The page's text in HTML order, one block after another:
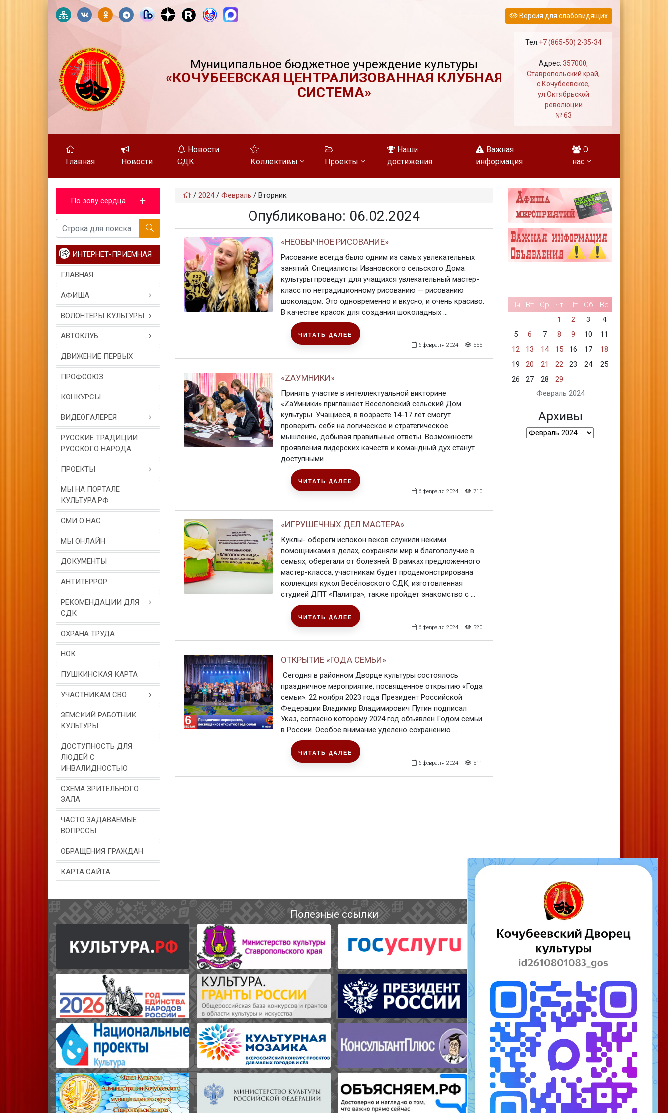
Версия для слабовидящих
Муниципальное бюджетное учреждение культуры
«КОЧУБЕЕВСКАЯ ЦЕНТРАЛИЗОВАННАЯ КЛУБНАЯ
СИСТЕМА»
Тел:+7 (865-50) 2-35-34
Адрес:357000,
Ставропольский край,
с.Кочубеевское,
ул.Октябрьской
революции
№ 63
Главная Новости
Новости
СДК
Коллективы Проекты
Наши
достижения
Важная
информация
О
нас
По зову сердца
ИНТЕРНЕТ-ПРИЕМНАЯ
ГЛАВНАЯ
АФИША
ВОЛОНТЕРЫ КУЛЬТУРЫ
АВТОКЛУБ
ДВИЖЕНИЕ ПЕРВЫХ
ПРОФСОЮЗ
КОНКУРСЫ
ВИДЕОГAЛЕРЕЯ
РУССКИЕ ТРАДИЦИИ
РУССКОГО НАРОДА
ПРОЕКТЫ
МЫ НА ПОРТАЛЕ
КУЛЬТУРА.РФ
СМИ О НАС
МЫ ОНЛАЙН
ДОКУМЕНТЫ
АНТИТЕРРОР
РЕКОМЕНДАЦИИ ДЛЯ
СДК
ОХРАНА ТРУДА
НОК
ПУШКИНСКАЯ КАРТА
УЧАСТНИКАМ СВО
ЗЕМСКИЙ РАБОТНИК
КУЛЬТУРЫ
ДОСТУПНОСТЬ ДЛЯ
ЛЮДЕЙ С
ИНВАЛИДНОСТЬЮ
СХЕМА ЗРИТЕЛЬНОГО
ЗАЛА
ЧАСТО ЗАДАВАЕМЫЕ
ВОПРОСЫ
ОБРАЩЕНИЯ ГРАЖДАН
КАРТА САЙТА
/ 2024/ Февраль / Вторник
Опубликовано: 06.02.2024
«НЕОБЫЧНОЕ РИСОВАНИЕ»
Рисование всегда было одним из самых увлекательных
занятий. Специалисты Ивановского сельского Дома
культуры проведут для учащихся увлекательный мастер-
класс по нетрадиционному рисованию — рисованию
шоколадом. Это одновременно и вкусно, и очень красиво.
В качестве красок для создания шоколадных ...
6 февраля 2024 555
ЧИТАТЬ ДАЛЕЕ
«ZАУМНИКИ»
Принять участие в интеллектуальной викторине
«ZаУмники» приглашает Весёловский сельский Дом
культуры. Учащиеся, в возрасте 14-17 лет смогут
проверить себя на логическое и стратегическое
мышление, добывая правильные ответы. Возможности
проявления лидерских качеств и командный дух станут
доступными ...
6 февраля 2024 710
ЧИТАТЬ ДАЛЕЕ
«ИГРУШЕЧНЫХ ДЕЛ МАСТЕРА»
Куклы- обереги испокон веков служили некими
помощниками в делах, сохраняли мир и благополучие в
семьях, оберегали от болезней. В рамках предложенного
мастер-класса, участникам будет продемонстрирована
коллекция кукол Весёловского СДК, изготовленная
студией ДПТ «Палитра», также пройдет знакомство с ...
6 февраля 2024 520
ЧИТАТЬ ДАЛЕЕ
ОТКРЫТИЕ «ГОДА СЕМЬИ»
Сегодня в районном Дворце культуры состоялось
праздничное мероприятие, посвященное открытию «Года
семьи». 22 ноября 2023 года Президент Российской
Федерации Владимир Владимирович Путин подписал
Указ, согласно которому 2024 год объявлен Годом семьи
в России. Особое внимание уделено сохранению ...
6 февраля 2024 511
ЧИТАТЬ ДАЛЕЕ
Февраль 2024
Пн Вт Ср Чт Пт Сб
Вс
1
2 3
4
5
6 7 8 9 10
11
12
13 14 15 16 17
18
19
20 21 22 23 24
25
26
27 28 29
Архивы
Архивы
Полезные ссылки